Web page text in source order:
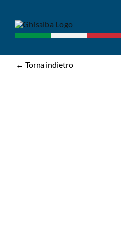
contenuto
← Torna indietro